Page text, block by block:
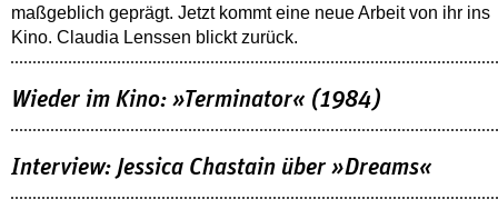
maßgeblich geprägt. Jetzt kommt eine neue Arbeit von ihr ins
Kino. Claudia Lenssen blickt zurück.
Wieder im Kino: »Terminator« (1984)
Interview: Jessica Chastain über »Dreams«